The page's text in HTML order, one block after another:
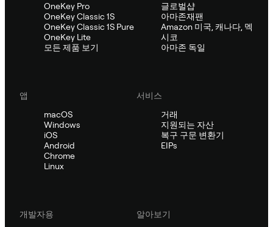
OneKey Pro
OneKey Classic 1S
OneKey Classic 1S Pure
OneKey Lite
모든 제품 보기
글로벌샵
아마존재팬
Amazon 미국, 캐나다, 멕
시코
아마존 독일
앱
macOS
Windows
iOS
Android
Chrome
Linux
서비스
거래
지원되는 자산
복구 구문 변환기
EIPs
개발자용
알아보기